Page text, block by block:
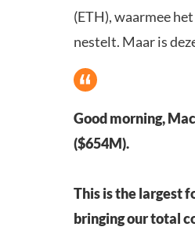
(ETH), waarmee
nestelt. Maar is
Good morning,
($654M).
This is the largest
bringing our total